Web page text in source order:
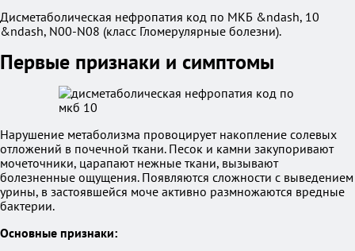
Дисметаболическая нефропатия код по МКБ &ndash, 10
&ndash, N00-N08 (класс Гломерулярные болезни).
Первые признаки и симптомы
Нарушение метаболизма провоцирует накопление солевых
отложений в почечной ткани. Песок и камни закупоривают
мочеточники, царапают нежные ткани, вызывают
болезненные ощущения. Появляются сложности с выведением
урины, в застоявшейся моче активно размножаются вредные
бактерии.
Основные признаки: